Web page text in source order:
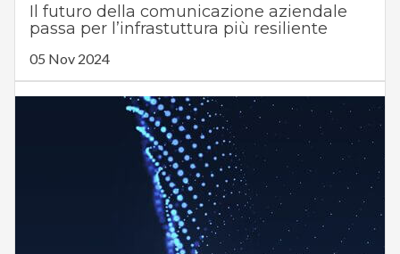
Il futuro della comunicazione aziendale
passa per l’infrastuttura più resiliente
05 Nov 2024